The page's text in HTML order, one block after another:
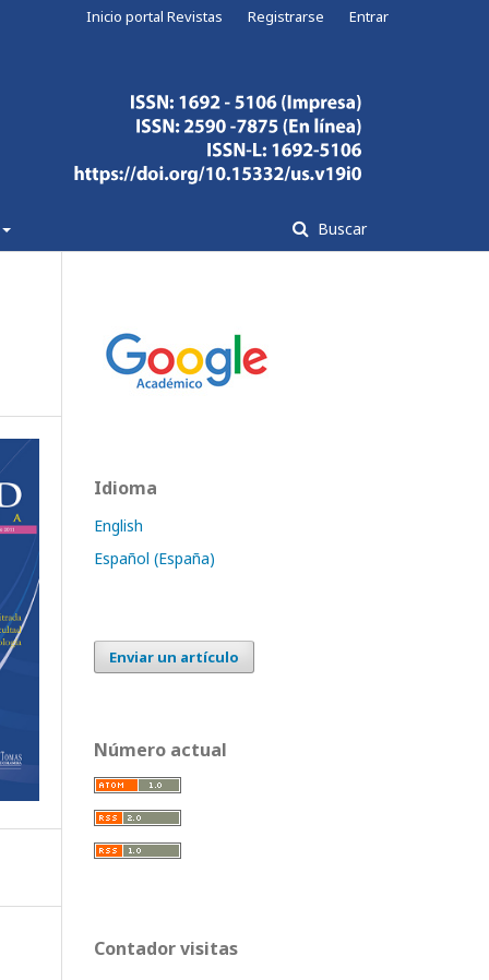
Buscar
Inicio portal Revistas Registrarse Entrar
Idioma
English
Español (España)
Enviar un artículo
Número actual
Contador visitas